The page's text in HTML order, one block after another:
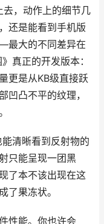
，动作上的细节几
还是能看到手机版
最大的不同差异在
真正的开发版本：
更是从KB级直接跃
凹凸不平的纹理，
清晰看到反射物的
只能呈现一团黑
了本不该出现在这
果冻状。
性能。你也许会